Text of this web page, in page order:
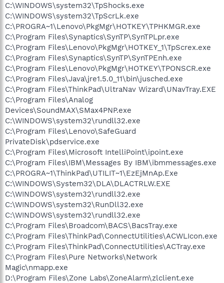
C:\WINDOWS\system32\TpShocks.exe
C:\WINDOWS\system32\TpScrLk.exe
C:\PROGRA~1\Lenovo\PkgMgr\HOTKEY\TPHKMGR.exe
C:\Program Files\Synaptics\SynTP\SynTPLpr.exe
C:\Program Files\Lenovo\PkgMgr\HOTKEY_1\TpScrex.exe
C:\Program Files\Synaptics\SynTP\SynTPEnh.exe
C:\Program Files\Lenovo\PkgMgr\HOTKEY\TPONSCR.exe
C:\Program Files\Java\jre1.5.0_11\bin\jusched.exe
C:\Program Files\ThinkPad\UltraNav Wizard\UNavTray.EXE
C:\Program Files\Analog
Devices\SoundMAX\SMax4PNP.exe
C:\WINDOWS\system32\rundll32.exe
C:\Program Files\Lenovo\SafeGuard
PrivateDisk\pdservice.exe
C:\Program Files\Microsoft IntelliPoint\ipoint.exe
C:\Program Files\IBM\Messages By IBM\ibmmessages.exe
C:\PROGRA~1\ThinkPad\UTILIT~1\EzEjMnAp.Exe
C:\WINDOWS\System32\DLA\DLACTRLW.EXE
C:\WINDOWS\system32\rundll32.exe
C:\WINDOWS\system32\RunDll32.exe
C:\WINDOWS\system32\rundll32.exe
C:\Program Files\Broadcom\BACS\BacsTray.exe
C:\Program Files\ThinkPad\ConnectUtilities\ACWLIcon.exe
C:\Program Files\ThinkPad\ConnectUtilities\ACTray.exe
C:\Program Files\Pure Networks\Network
Magic\nmapp.exe
D:\Program Files\Zone Labs\ZoneAlarm\zlclient.exe